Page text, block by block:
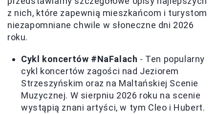
z nich, które zapewnią mieszkańcom i turystom
niezapomniane chwile w słoneczne dni 2026
roku.
Cykl koncertów #NaFalach - Ten popularny
cykl koncertów zagości nad Jeziorem
Strzeszyńskim oraz na Maltańskiej Scenie
Muzycznej. W sierpniu 2026 roku na scenie
wystąpią znani artyści, w tym Cleo i Hubert.